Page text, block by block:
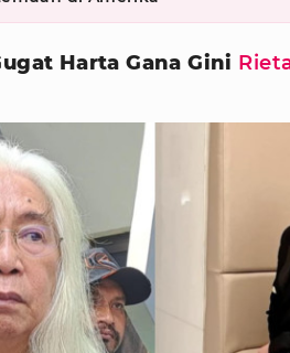
Harta Gana Gini